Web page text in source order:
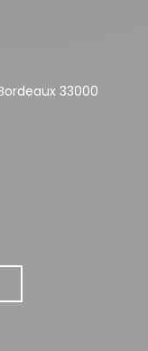
33000
en una nueva
en una nueva
((abre en una